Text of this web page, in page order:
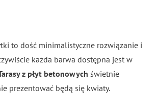
to dość minimalistyczne rozwiązanie i
każda barwa dostępna jest w
z płyt betonowych świetnie
prezentować będą się kwiaty.